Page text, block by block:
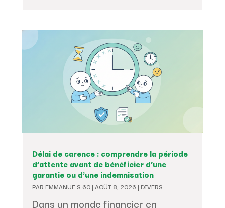
Délai de carence : comprendre la période
d’attente avant de bénéficier d’une
garantie ou d’une indemnisation
PAR EMMANUE.S.60| AOÛT 8, 2026 | DIVERS
Dans un monde financier en